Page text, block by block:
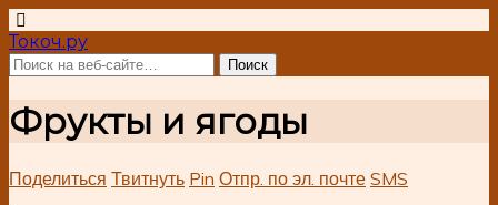
Токоч.ру
Фрукты и ягоды
Поделиться Твитнуть Pin Отпр. по эл. почте SMS